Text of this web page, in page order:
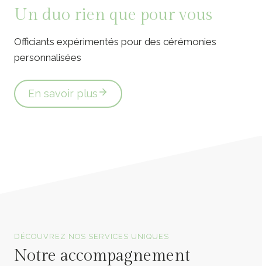
Un duo rien que pour vous
Officiants expérimentés pour des cérémonies
personnalisées
En savoir plus
DÉCOUVREZ NOS SERVICES UNIQUES
Notre accompagnement